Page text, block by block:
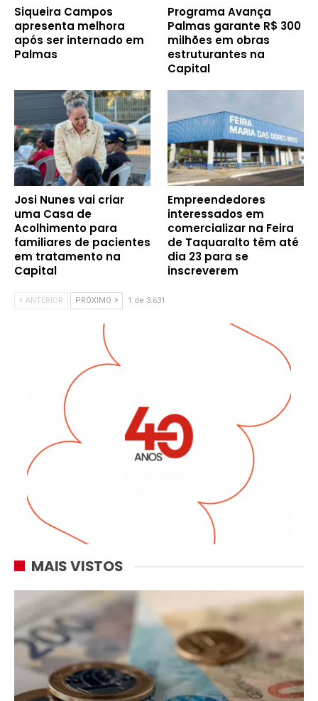
Siqueira Campos
apresenta melhora
após ser internado em
Palmas
Programa Avança
Palmas garante R$ 300
milhões em obras
estruturantes na
Capital
Josi Nunes vai criar
uma Casa de
Acolhimento para
familiares de pacientes
em tratamento na
Capital
Empreendedores
interessados em
comercializar na Feira
de Taquaralto têm até
dia 23 para se
inscreverem
ANTERIOR PRÓXIMO 1 de 3.631
MAIS VISTOS